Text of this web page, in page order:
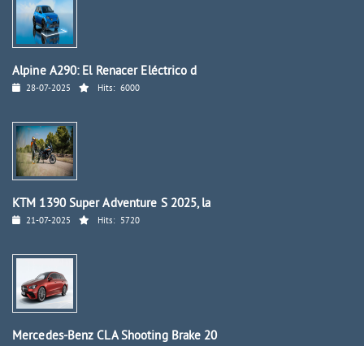
Alpine A290: El Renacer Eléctrico d
28-07-2025 Hits: 6000
KTM 1390 Super Adventure S 2025, la
21-07-2025 Hits: 5720
Mercedes-Benz CLA Shooting Brake 20